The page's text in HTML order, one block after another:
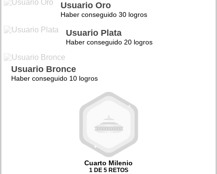
Usuario Oro
Haber conseguido 30 logros
Usuario Plata
Haber conseguido 20 logros
Usuario Bronce
Haber conseguido 10 logros
Cuarto Milenio
1 DE 5 RETOS